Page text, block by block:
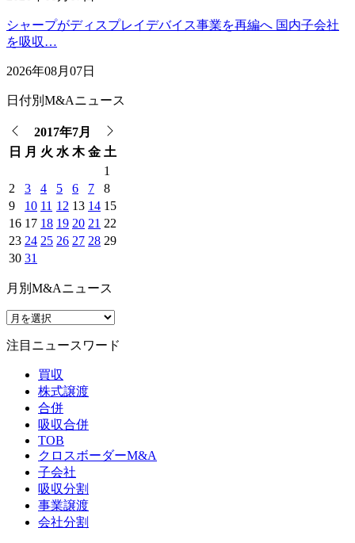
シャープがディスプレイデバイス事業を再編へ 国内子会社
を吸収…
2026年08月07日
日付別M&Aニュース
2017年7月
日 月 火 水 木 金 土
1
2
3 4 5 6 7
8
9
10 11 12 13 14 15
16 17 18 19 20 21 22
23 24 25 26 27 28 29
30 31
月別M&Aニュース
注目ニュースワード
買収
株式譲渡
合併
吸収合併
TOB
クロスボーダーM&A
子会社
吸収分割
事業譲渡
会社分割